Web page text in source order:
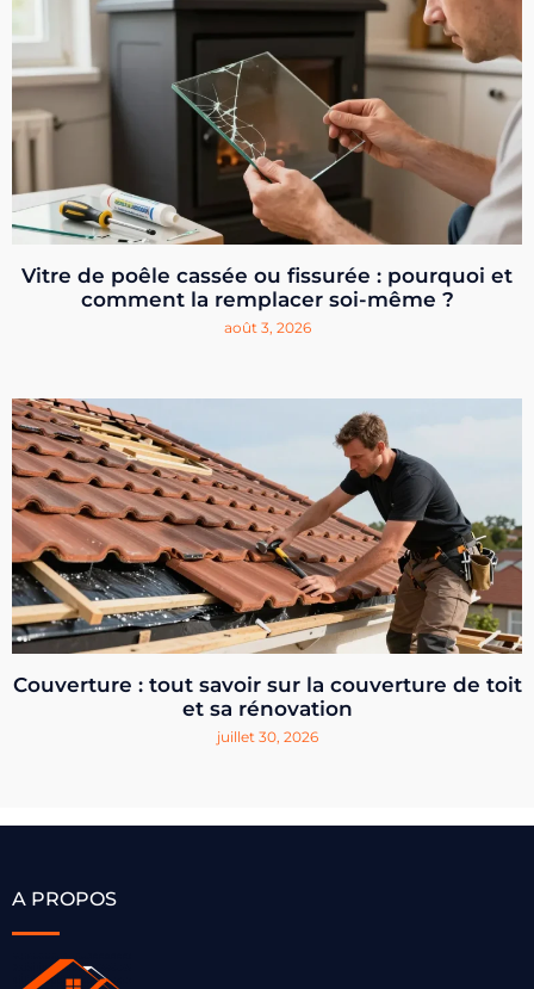
Vitre de poêle cassée ou fissurée : pourquoi et
comment la remplacer soi-même ?
août 3, 2026
Couverture : tout savoir sur la couverture de toit
et sa rénovation
juillet 30, 2026
A PROPOS